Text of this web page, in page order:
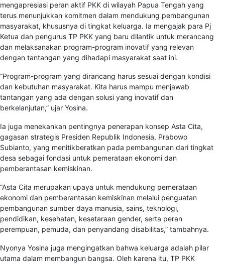
mengapresiasi peran aktif PKK di wilayah Papua Tengah yang
terus menunjukkan komitmen dalam mendukung pembangunan
masyarakat, khususnya di tingkat keluarga. Ia mengajak para Pj
Ketua dan pengurus TP PKK yang baru dilantik untuk merancang
dan melaksanakan program-program inovatif yang relevan
dengan tantangan yang dihadapi masyarakat saat ini.
“Program-program yang dirancang harus sesuai dengan kondisi
dan kebutuhan masyarakat. Kita harus mampu menjawab
tantangan yang ada dengan solusi yang inovatif dan
berkelanjutan,” ujar Yosina.
Ia juga menekankan pentingnya penerapan konsep Asta Cita,
gagasan strategis Presiden Republik Indonesia, Prabowo
Subianto, yang menitikberatkan pada pembangunan dari tingkat
desa sebagai fondasi untuk pemerataan ekonomi dan
pemberantasan kemiskinan.
“Asta Cita merupakan upaya untuk mendukung pemerataan
ekonomi dan pemberantasan kemiskinan melalui penguatan
pembangunan sumber daya manusia, sains, teknologi,
pendidikan, kesehatan, kesetaraan gender, serta peran
perempuan, pemuda, dan penyandang disabilitas,” tambahnya.
Nyonya Yosina juga mengingatkan bahwa keluarga adalah pilar
utama dalam membangun bangsa. Oleh karena itu, TP PKK